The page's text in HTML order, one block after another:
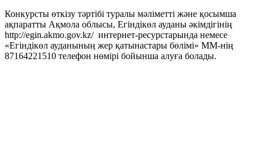
Конкурсты өткізу тәртібі туралы мәліметті және қосымша
ақпаратты Ақмола облысы, Егіндікөл ауданы әкімдігінің
http://egin.akmo.gov.kz/ интернет-ресурстарында немесе
«Егіндікөл ауданының жер қатынастары бөлімі» ММ-нің
87164221510 телефон нөмірі бойынша алуға болады.